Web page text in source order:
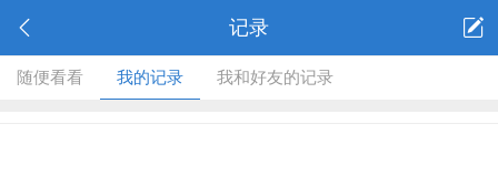
记录
随便看看 我的记录 我和好友的记录